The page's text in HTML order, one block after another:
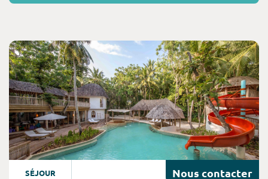
SÉJOUR Nous contacter
Consultez l'offre de voyage